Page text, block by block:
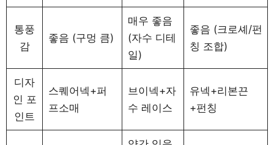
통풍
감
좋음 (구멍 큼)
매우 좋음
(자수 디테
일)
좋음 (크로셰/펀
칭 조합)
디자
인 포
인트
스퀘어넥+퍼
프소매
브이넥+자
수 레이스
유넥+리본끈
+펀칭